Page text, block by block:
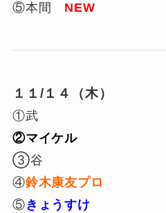
⑤本間 NEW
１１/１４（木）
①武
②マイケル
③谷
④鈴木康友プロ
⑤きょうすけ